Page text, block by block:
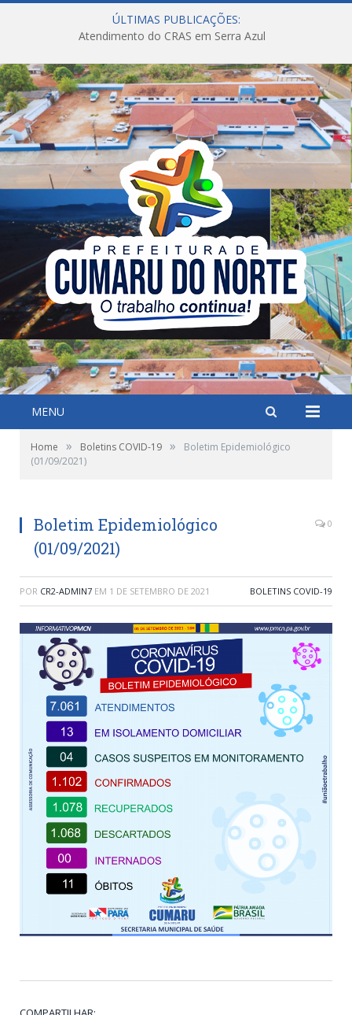
ÚLTIMAS PUBLICAÇÕES:
Atendimento do CRAS em Serra Azul
MENU
Home » Boletins COVID-19 »
Boletim Epidemiológico
(01/09/2021)
Boletim Epidemiológico
(01/09/2021)
0
POR CR2-ADMIN7 EM 1 DE SETEMBRO DE 2021 BOLETINS COVID-19